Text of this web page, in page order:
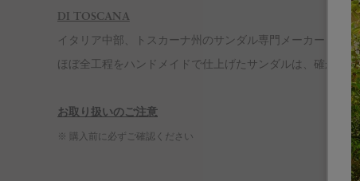
DI TOSCANA
イタリア中部、トスカーナ州のサンダル専門メーカーとし
ほぼ全工程をハンドメイドで仕上げたサンダルは、確かな
お取り扱いのご注意
※ 購入前に必ずご確認ください